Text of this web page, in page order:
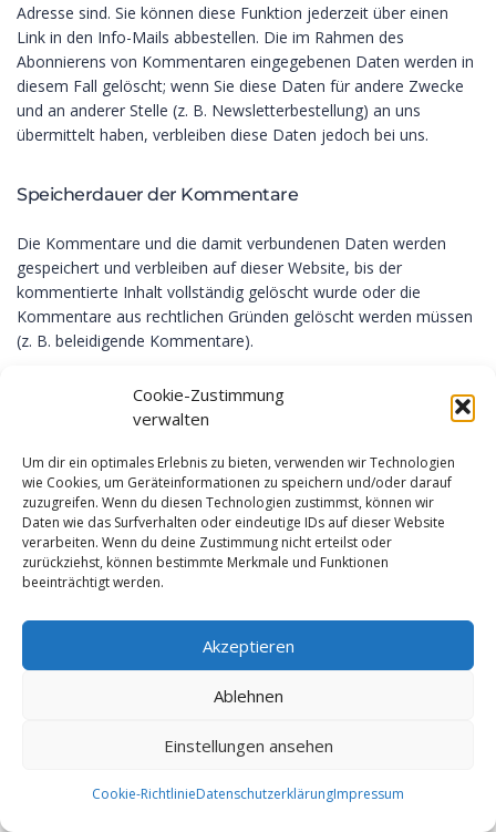
Cookie-Zustimmung
verwalten
Um dir ein optimales Erlebnis zu bieten, verwenden wir Technologien
wie Cookies, um Geräteinformationen zu speichern und/oder darauf
zuzugreifen. Wenn du diesen Technologien zustimmst, können wir
Daten wie das Surfverhalten oder eindeutige IDs auf dieser Website
verarbeiten. Wenn du deine Zustimmung nicht erteilst oder
zurückziehst, können bestimmte Merkmale und Funktionen
beeinträchtigt werden.
Akzeptieren
Ablehnen
Einstellungen ansehen
Cookie-RichtlinieDatenschutzerklärungImpressum
Adresse sind. Sie können diese Funktion jederzeit über einen
Link in den Info-Mails abbestellen. Die im Rahmen des
Abonnierens von Kommentaren eingegebenen Daten werden in
diesem Fall gelöscht; wenn Sie diese Daten für andere Zwecke
und an anderer Stelle (z. B. Newsletterbestellung) an uns
übermittelt haben, verbleiben diese Daten jedoch bei uns.
Speicherdauer der Kommentare
Die Kommentare und die damit verbundenen Daten werden
gespeichert und verbleiben auf dieser Website, bis der
kommentierte Inhalt vollständig gelöscht wurde oder die
Kommentare aus rechtlichen Gründen gelöscht werden müssen
(z. B. beleidigende Kommentare).
Rechtsgrundlage
Einwilligung (Art. 6 Abs. 1 lit. a DSGVO). Sie können eine von
Ihnen erteilte Einwilligung jederzeit widerrufen. Dazu reicht eine
formlose Mitteilung per E-Mail an uns. Die Rechtmäßigkeit der
bereits erfolgten Datenverarbeitungsvorgänge bleibt vom
Widerruf unberührt.
5. Soziale Medien
Facebook integriert. Anbieter dieses Dienstes ist die Meta